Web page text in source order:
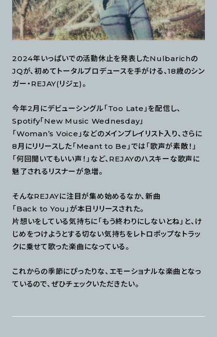
2024年いっぱいでの活動休止を発表したNulbarichの
JQが、初めてトータルプロデュースを手がける、18歳のシン
ガー・REJAY(リジェ)。
今年2月にデビューシングル「Too Late」を配信し、
Spotify「New Music Wednesday」
「Woman’s Voice」などのメインプレイリスト入り、さらに
8月にリリースした「Meant to Be」では「歌声が素敵！」
「何回聞いてもいい声！」など、REJAYのハスキーな歌声に
魅了されるリスナーが急増。
そんなREJAYに注目が集め始めるなか、新曲
「Back to You」が本日リリースされた。
片想いをしている気持ちに「もう終わりにしないとね」と、け
じめをつけようとする切ない気持ちをレトロポップなトラッ
クに乗せて歌った楽曲になっている。
これからの季節にぴったりな、エモーショナルな楽曲となっ
ているので、ぜひチェックいただきたい。